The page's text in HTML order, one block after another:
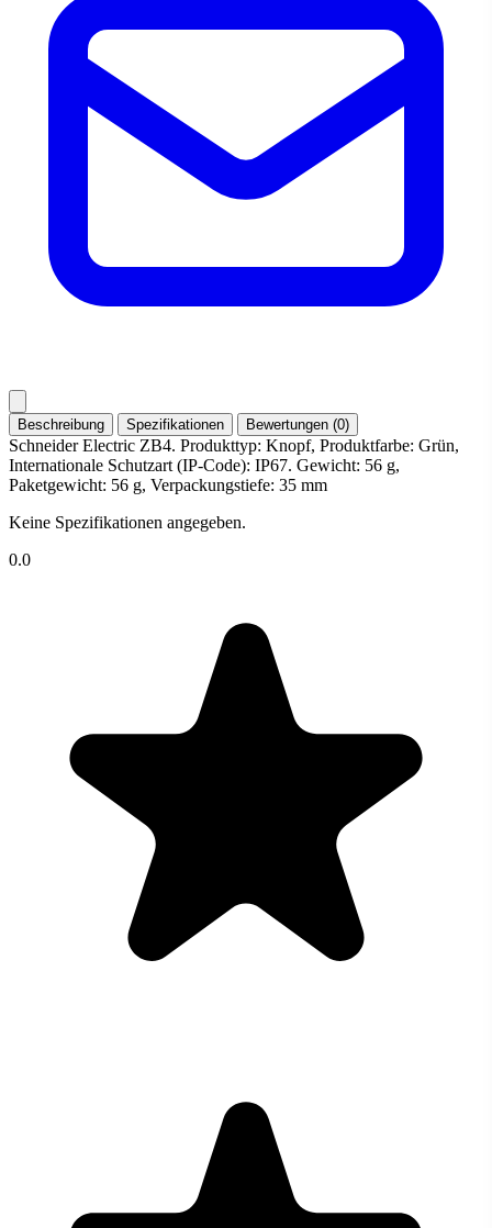
Beschreibung Spezifikationen Bewertungen (0)
Schneider Electric ZB4. Produkttyp: Knopf, Produktfarbe: Grün,
Internationale Schutzart (IP-Code): IP67. Gewicht: 56 g,
Paketgewicht: 56 g, Verpackungstiefe: 35 mm
Keine Spezifikationen angegeben.
0.0